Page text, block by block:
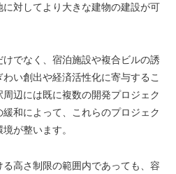
対してより大きな建物の建設が可
でなく、宿泊施設や複合ビルの誘
い創出や経済活性化に寄与するこ
辺には既に複数の開発プロジェク
緩和によって、これらのプロジェク
が整います。
高さ制限の範囲内であっても、容